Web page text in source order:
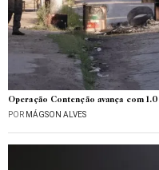
Operação Contenção avança com
POR MÁGSON ALVES